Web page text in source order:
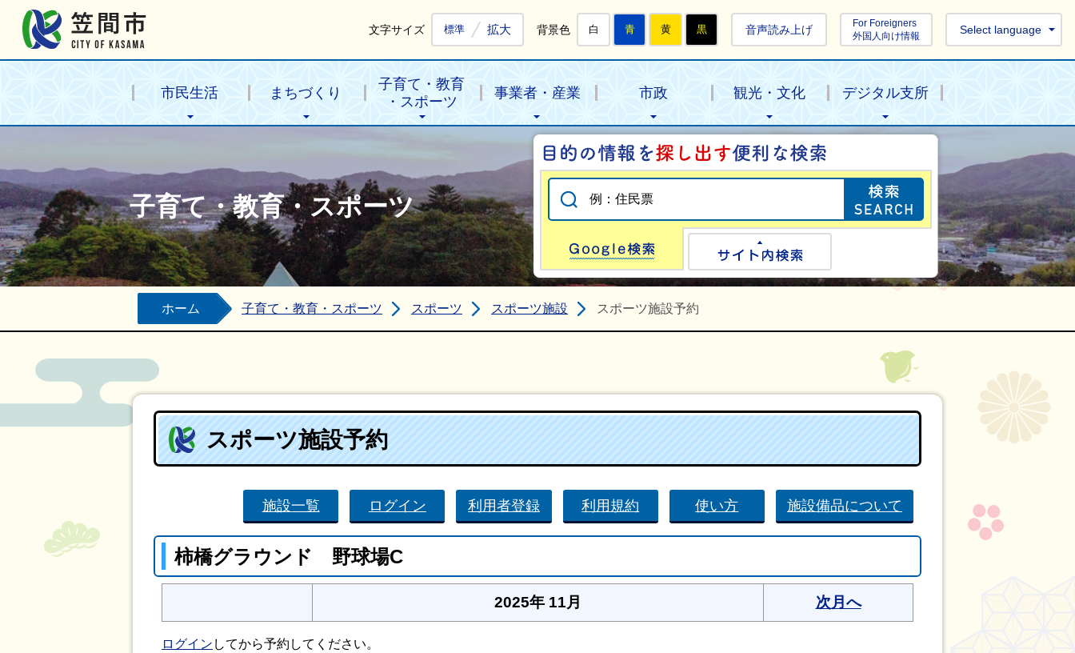
文字サイズ 標準 拡大 背景色 白 青 黄 黒 音声読み上げ
For Foreigners
外国人向け情報
Select language
市民生活 まちづくり
子育て・教育
・スポーツ
事業者・産業 市政 観光・文化 デジタル支所
子育て・教育・スポーツ
目的の情報を探
Google検索
ホーム 子育て・教育・スポーツ スポーツ スポーツ施設 スポーツ施設予約
スポーツ施設予約
施設一覧 ログイン 利用者登録 利用規約 使い方 施設備品について
柿橋グラウンド 野球場C
2025年 11月 次月へ
ログイン してから予約してください。